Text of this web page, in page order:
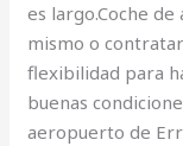
es largo.Coche
mismo o
flexibilidad para
buenas
aeropuerto de